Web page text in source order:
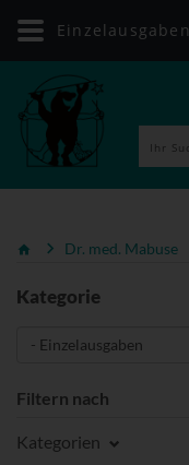
Dr. med. Mabuse
Kategorie
Filtern nach
Kategorien
Einzelausgaben